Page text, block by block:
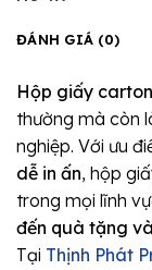
ĐÁNH GIÁ (0)
Hộp giấy carton
thường mà còn
nghiệp. Với ưu
dễ in ấn, hộp
trong mọi lĩnh
đến quà tặng
Tại Thịnh Phát